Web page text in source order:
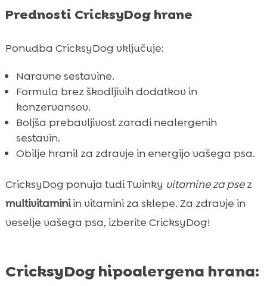
Prednosti CricksyDog hrane
Ponudba CricksyDog vključuje:
Naravne sestavine.
Formula brez škodljivih dodatkov in
konzervansov.
Boljša prebavljivost zaradi nealergenih
sestavin.
Obilje hranil za zdravje in energijo vašega psa.
CricksyDog ponuja tudi Twinky vitamine za psez
multivitaminiin vitamini za sklepe. Za zdravje in
veselje vašega psa, izberite CricksyDog!
CricksyDog hipoalergena hrana: